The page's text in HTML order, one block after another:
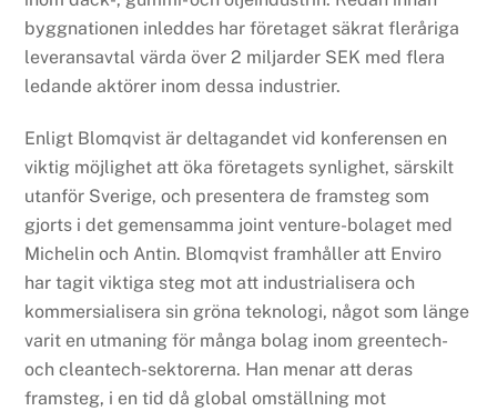
byggnationen inleddes har företaget säkrat fleråriga
leveransavtal värda över 2 miljarder SEK med flera
ledande aktörer inom dessa industrier.
Enligt Blomqvist är deltagandet vid konferensen en
viktig möjlighet att öka företagets synlighet, särskilt
utanför Sverige, och presentera de framsteg som
gjorts i det gemensamma joint venture-bolaget med
Michelin och Antin. Blomqvist framhåller att Enviro
har tagit viktiga steg mot att industrialisera och
kommersialisera sin gröna teknologi, något som länge
varit en utmaning för många bolag inom greentech-
och cleantech-sektorerna. Han menar att deras
framsteg, i en tid då global omställning mot